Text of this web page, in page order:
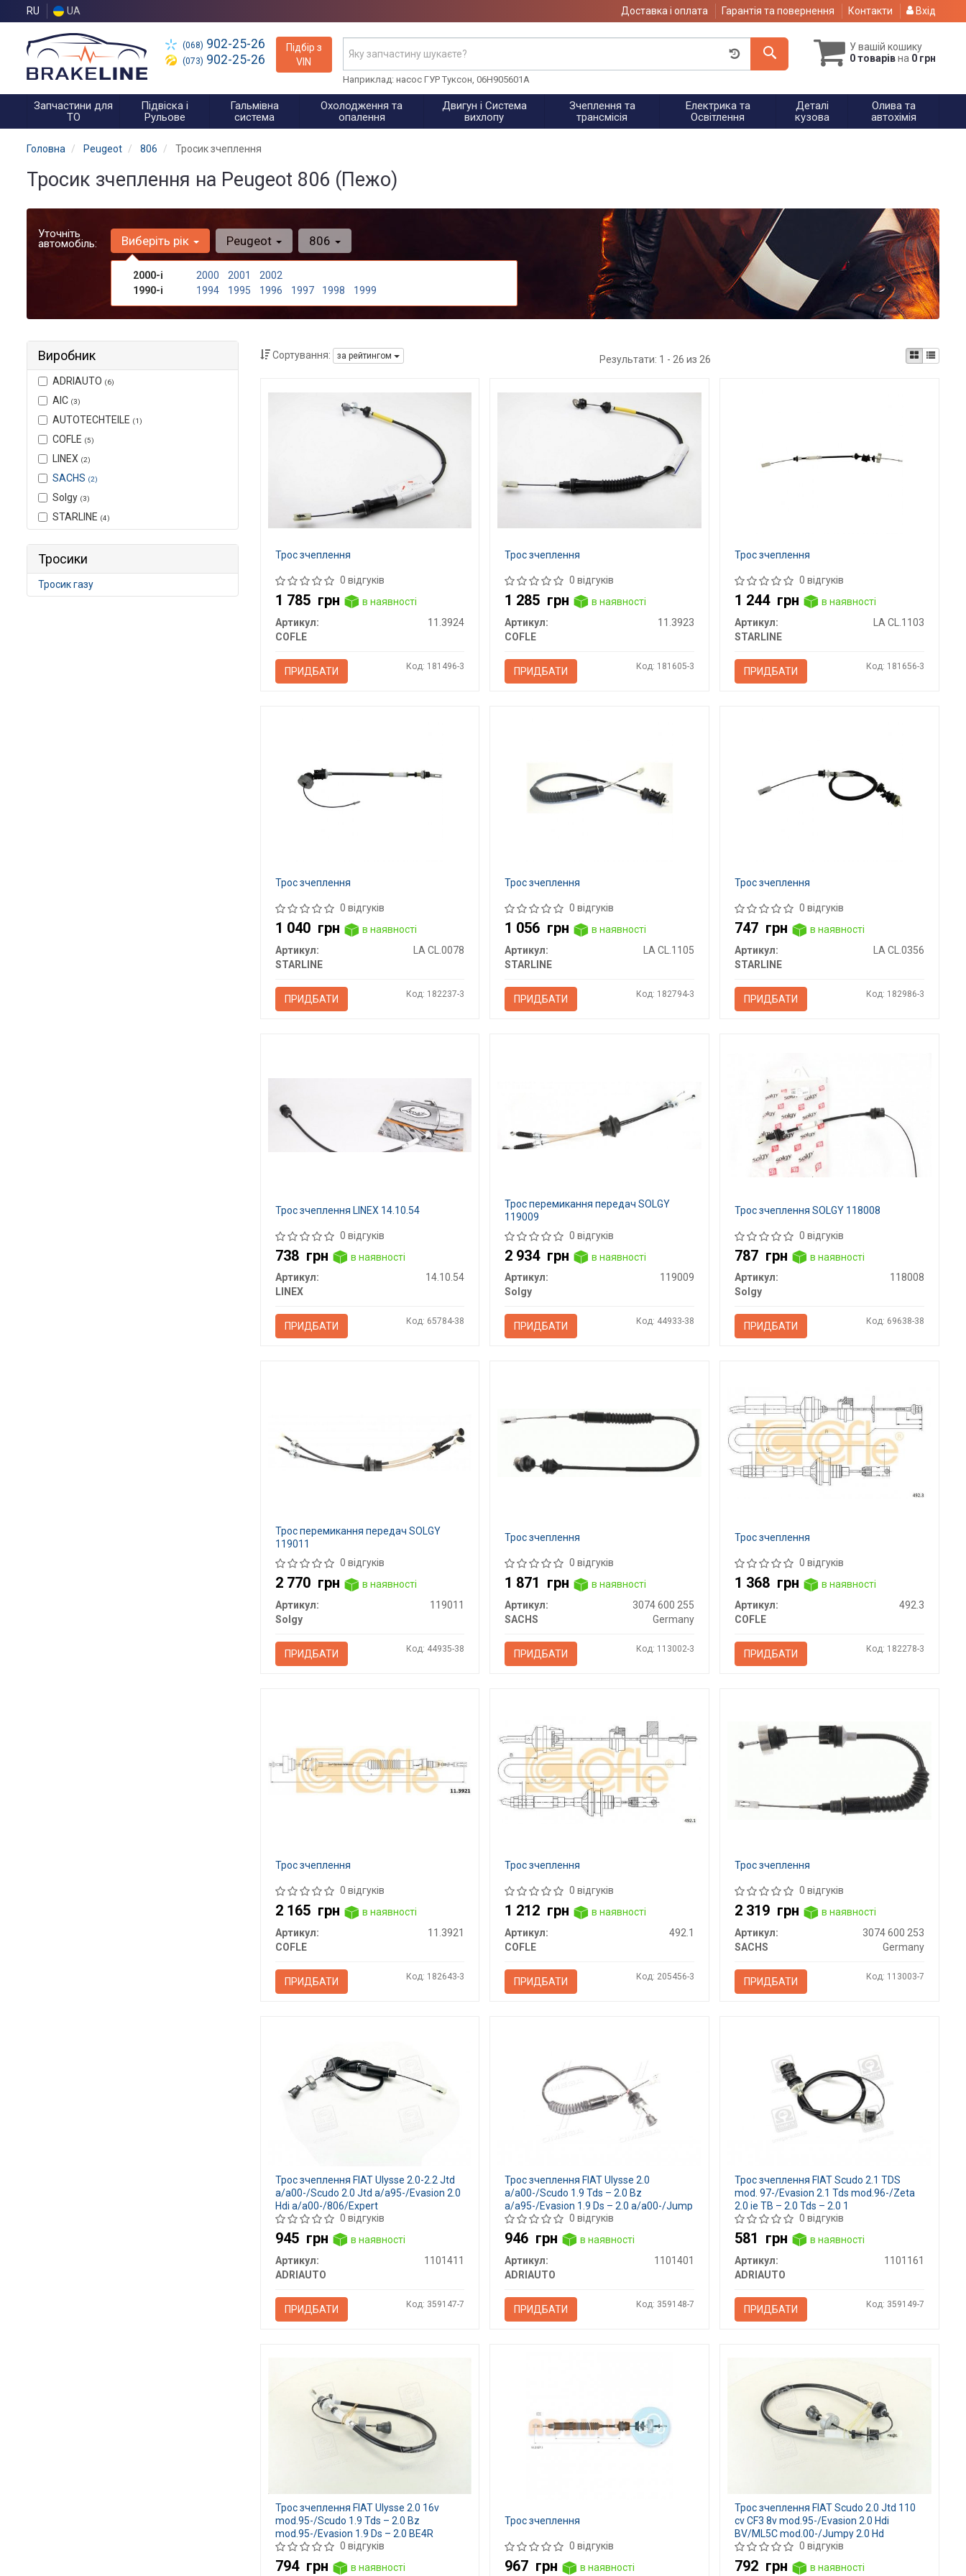
RU UA Доставка і оплата Гарантія та повернення Контакти Вхід
(068) 902-25-26
(073) 902-25-26
Підбір з
VIN
У вашій кошику
0 товарівна 0 грн
Наприклад: насос ГУР Туксон, 06H905601A
Запчастини для
ТО
Підвіска і
Рульове
Гальмівна
система
Охолодження та
опалення
Двигун і Система
вихлопу
Зчеплення та
трансмісія
Електрика та
Освітлення
Деталі
кузова
Олива та
автохімія
Головна Peugeot 806 Тросик зчеплення
Тросик зчеплення на Peugeot 806 (Пежо)
Уточніть
автомобіль: Виберіть рік
2000-і 2000 2001
2002
1990-і
1994 1995 1996 1997 1998 1999
Peugeot 806
Виробник
ADRIAUTO (6)
AIC (3)
AUTOTECHTEILE (1)
COFLE (5)
LINEX (2)
SACHS (2)
Solgy (3)
STARLINE (4)
Тросики
Тросик газу
Сортування: за рейтингом Результати: 1 - 26 из 26
Трос зчеплення
0 відгуків
1 785 грн
в наявності
Артикул:
11.3924
COFLE
ПРИДБАТИ Код: 181496-3
Трос зчеплення
0 відгуків
1 285 грн
в наявності
Артикул:
11.3923
COFLE
ПРИДБАТИ Код: 181605-3
Трос зчеплення
0 відгуків
1 244 грн
в наявності
Артикул:
LA CL.1103
STARLINE
ПРИДБАТИ Код: 181656-3
Трос зчеплення
0 відгуків
1 040 грн
в наявності
Артикул:
LA CL.0078
STARLINE
ПРИДБАТИ Код: 182237-3
Трос зчеплення
0 відгуків
1 056 грн
в наявності
Артикул:
LA CL.1105
STARLINE
ПРИДБАТИ Код: 182794-3
Трос зчеплення
0 відгуків
747 грн
в наявності
Артикул:
LA CL.0356
STARLINE
ПРИДБАТИ Код: 182986-3
Трос зчеплення LINEX 14.10.54
0 відгуків
738 грн
в наявності
Артикул:
14.10.54
LINEX
ПРИДБАТИ Код: 65784-38
Трос перемикання передач SOLGY
119009
0 відгуків
2 934 грн
в наявності
Артикул:
119009
Solgy
ПРИДБАТИ Код: 44933-38
Трос зчеплення SOLGY 118008
0 відгуків
787 грн
в наявності
Артикул:
118008
Solgy
ПРИДБАТИ Код: 69638-38
Трос перемикання передач SOLGY
119011
0 відгуків
2 770 грн
в наявності
Артикул:
119011
Solgy
ПРИДБАТИ Код: 44935-38
Трос зчеплення
0 відгуків
1 871 грн
в наявності
Артикул:
3074 600 255
SACHS
Germany
ПРИДБАТИ Код: 113002-3
Трос зчеплення
0 відгуків
1 368 грн
в наявності
Артикул:
492.3
COFLE
ПРИДБАТИ Код: 182278-3
Трос зчеплення
0 відгуків
2 165 грн
в наявності
Артикул:
11.3921
COFLE
ПРИДБАТИ Код: 182643-3
Трос зчеплення
0 відгуків
1 212 грн
в наявності
Артикул:
492.1
COFLE
ПРИДБАТИ Код: 205456-3
Трос зчеплення
0 відгуків
2 319 грн
в наявності
Артикул:
3074 600 253
SACHS
Germany
ПРИДБАТИ Код: 113003-7
Трос зчеплення FIAT Ulysse 2.0-2.2 Jtd
a/a00-/Scudo 2.0 Jtd a/a95-/Evasion 2.0
Hdi a/a00-/806/Expert
0 відгуків
945 грн
в наявності
Артикул:
1101411
ADRIAUTO
ПРИДБАТИ Код: 359147-7
Трос зчеплення FIAT Ulysse 2.0
a/a00-/Scudo 1.9 Tds – 2.0 Bz
a/a95-/Evasion 1.9 Ds – 2.0 a/a00-/Jump
0 відгуків
946 грн
в наявності
Артикул:
1101401
ADRIAUTO
ПРИДБАТИ Код: 359148-7
Трос зчеплення FIAT Scudo 2.1 TDS
mod. 97-/Evasion 2.1 Tds mod.96-/Zeta
2.0 ie TB – 2.0 Tds – 2.0 1
0 відгуків
581 грн
в наявності
Артикул:
1101161
ADRIAUTO
ПРИДБАТИ Код: 359149-7
Трос зчеплення FIAT Ulysse 2.0 16v
mod.95-/Scudo 1.9 Tds – 2.0 Bz
mod.95-/Evasion 1.9 Ds – 2.0 BE4R
0 відгуків
794 грн в наявності
Трос зчеплення
0 відгуків
967 грн в наявності
Трос зчеплення FIAT Scudo 2.0 Jtd 110
cv CF3 8v mod.95-/Evasion 2.0 Hdi
BV/ML5C mod.00-/Jumpy 2.0 Hd
0 відгуків
792 грн в наявності